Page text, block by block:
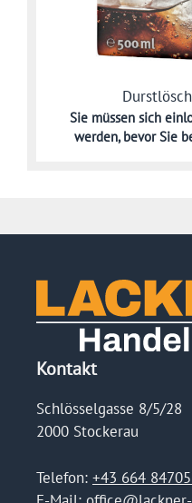
Sie müssen sich
werden,bevor Sie
Kontakt
Schlösselgasse 8/5/28
2000 Stockerau
Telefon: +43 664